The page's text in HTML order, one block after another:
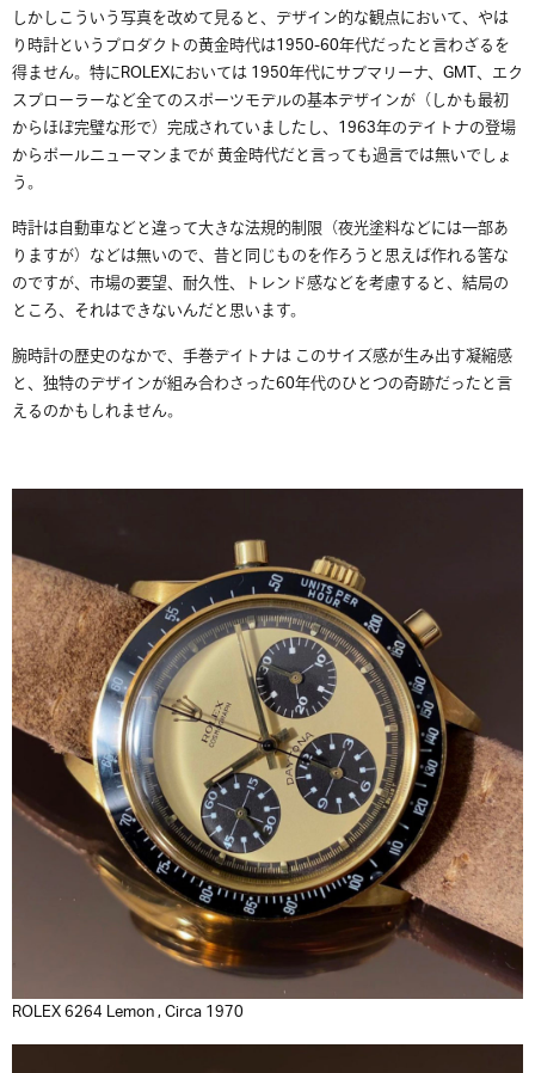
しかしこういう写真を改めて見ると、デザイン的な観点において、やは
り時計というプロダクトの黄金時代は1950-60年代だったと言わざるを
得ません。特にROLEXにおいては 1950年代にサブマリーナ、GMT、エク
スプローラーなど全てのスポーツモデルの基本デザインが（しかも最初
からほぼ完璧な形で）完成されていましたし、1963年のデイトナの登場
からポールニューマンまでが 黄金時代だと言っても過言では無いでしょ
う。
時計は自動車などと違って大きな法規的制限（夜光塗料などには一部あ
りますが）などは無いので、昔と同じものを作ろうと思えば作れる筈な
のですが、市場の要望、耐久性、トレンド感などを考慮すると、結局の
ところ、それはできないんだと思います。
腕時計の歴史のなかで、手巻デイトナは このサイズ感が生み出す凝縮感
と、独特のデザインが組み合わさった60年代のひとつの奇跡だったと言
えるのかもしれません。
ROLEX 6264 Lemon , Circa 1970